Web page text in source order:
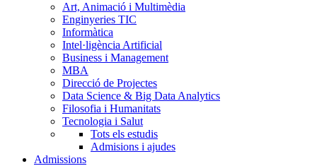
Art, Animació i Multimèdia
Enginyeries TIC
Informàtica
Intel·ligència Artificial
Business i Management
MBA
Direcció de Projectes
Data Science & Big Data Analytics
Filosofia i Humanitats
Tecnologia i Salut
Tots els estudis
Admisions i ajudes
Admissions